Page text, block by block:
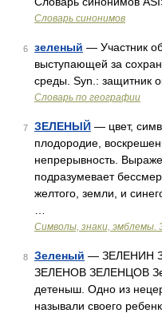
Словарь синонимов
6 зеленый — Участник
выступающей за
среды. Syn.: защитник
Словарь по географии
7 ЗЕЛЕНЫЙ — цвет,
плодородие,
непрерывность.
подразумевает
желтого, земли, и
Символы, знаки, эмблемы.
8 Зеленый — ЗЕЛЕНИН
ЗЕЛЕНОВ ЗЕЛЕНЦОВ
детеныш. Одно из
называли своего